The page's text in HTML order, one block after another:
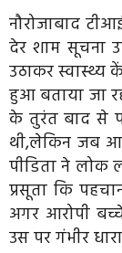
नौरोजाबाद
देर शाम सूचना
उठाकर स्वास्थ्य
हुआ बताया जा
के तुरंत बाद से
थी,लेकिन जब
पीडिता ने
प्रसूता कि
अगर आरोपी
उस पर गंभीर